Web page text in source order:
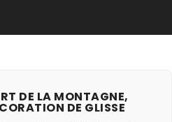
DE LA MONTAGNE,
DE GLISSE